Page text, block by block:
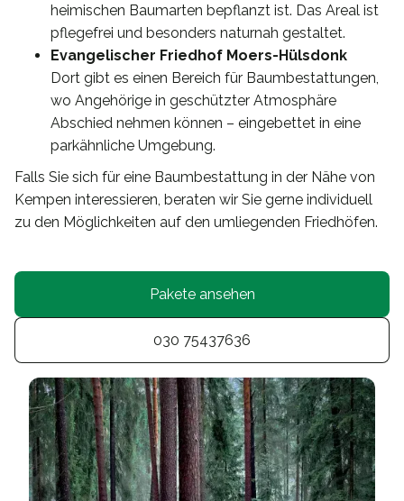
heimischen Baumarten bepflanzt ist. Das Areal ist
pflegefrei und besonders naturnah gestaltet.
Evangelischer Friedhof Moers-Hülsdonk
Dort gibt es einen Bereich für Baumbestattungen,
wo Angehörige in geschützter Atmosphäre
Abschied nehmen können – eingebettet in eine
parkähnliche Umgebung.
Falls Sie sich für eine Baumbestattung in der Nähe von
Kempen interessieren, beraten wir Sie gerne individuell
zu den Möglichkeiten auf den umliegenden Friedhöfen.
Pakete ansehen
030 75437636